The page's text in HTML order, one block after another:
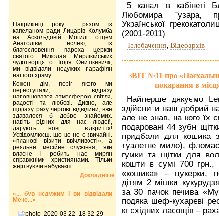
5 канал в кабінеті
Любомира Гузара,
Української
(2001-2011)
Телебачення, Відеоархів
ЗВІТ №11 про
покарання в
Найперше дякуємо
здійснити наш добрий
але не знав, на кого їх
подаровані 44 зубні
придбали для кошика
туалетне мило),
гумки та щітки для
кошти в сумі 700 грн.,
«кошика» – цукерки,
дітям 2 мішки
за 30 пачок печива
подяка шеф-кухареві
кг східних ласощів –
Наприкінці року разом із
капеланом ради Лицарів Колумба
на Аскольдовій Могилі отцем
Анатолієм Теслею, із
благословення пароха церкви
святого Миколая Мирлікійських
чудотворця о. Ігоря Онишкевича,
ми відвідали недужих парафіян
нашого храму.
Кожен дім, поріг якого ми
переступали, відразу
наповнювався атмосферою світла,
радості та любові. Дивно, але
щоразу разу чергові відвідини, вже
здавалося б добре знайомих,
навіть рідних для нас людей,
дарують нові відкриття!
Усвідомлюєш, що це не є звичайні,
«планові візити ввічливості», а
реальне месійне служіння, яке
власне і робить нас мирян
справжніми християнами. Тільки
жертвуючи набуваєш.
Докладніше
«... був недужим і ви відвідали
Мене...»